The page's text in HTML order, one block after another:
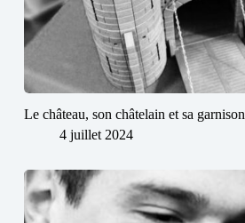
Le château, son châtelain et sa garnison
4 juillet 2024